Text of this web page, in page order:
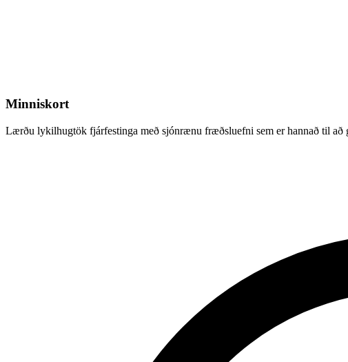
Minniskort
Lærðu lykilhugtök fjárfestinga með sjónrænu fræðsluefni sem er hannað til að